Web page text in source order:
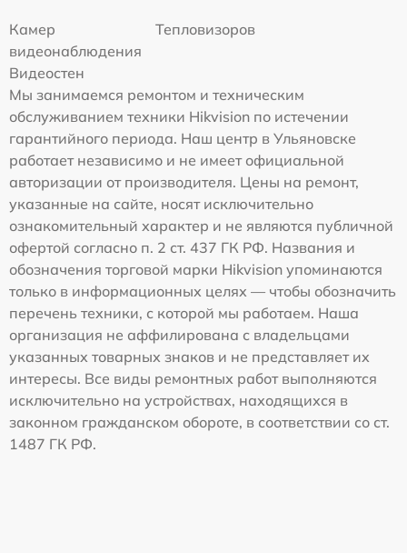
Камер
видеонаблюдения
Тепловизоров
Видеостен
Мы занимаемся ремонтом и техническим
обслуживанием техники Hikvision по истечении
гарантийного периода. Наш центр в Ульяновске
работает независимо и не имеет официальной
авторизации от производителя. Цены на ремонт,
указанные на сайте, носят исключительно
ознакомительный характер и не являются публичной
офертой согласно п. 2 ст. 437 ГК РФ. Названия и
обозначения торговой марки Hikvision упоминаются
только в информационных целях — чтобы обозначить
перечень техники, с которой мы работаем. Наша
организация не аффилирована с владельцами
указанных товарных знаков и не представляет их
интересы. Все виды ремонтных работ выполняются
исключительно на устройствах, находящихся в
законном гражданском обороте, в соответствии со ст.
1487 ГК РФ.